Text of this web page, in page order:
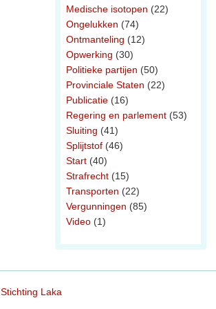
Medische isotopen (22)
Ongelukken (74)
Ontmanteling (12)
Opwerking (30)
Politieke partijen (50)
Provinciale Staten (22)
Publicatie (16)
Regering en parlement (53)
Sluiting (41)
Splijtstof (46)
Start (40)
Strafrecht (15)
Transporten (22)
Vergunningen (85)
Video (1)
Stichting Laka